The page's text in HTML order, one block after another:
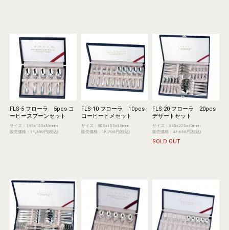
FLS-5 フローラ 5pcs コ
ーヒースプーンセット
サイズ：195x155x33mm
販売価格：11,550円(税込)
FLS-10 フローラ 10pcs
コーヒーヒメセット
サイズ：305x155x33mm
販売価格：18,700円(税込)
FLS-20 フローラ 20pcs
デザートセット
サイズ：345x275x40mm
販売価格：45,650円(税込)
SOLD OUT